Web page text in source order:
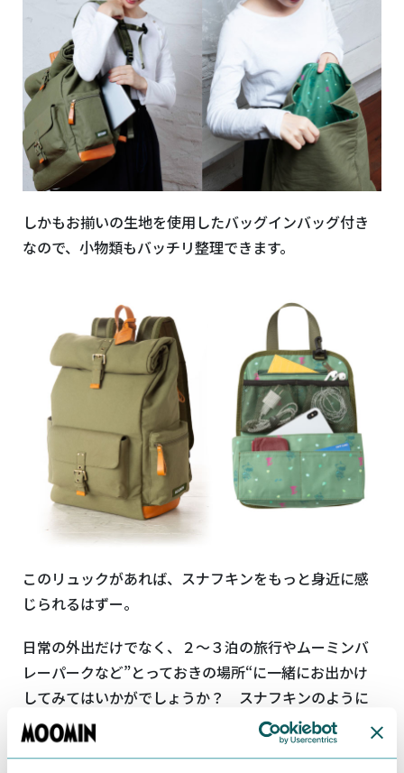
しかもお揃いの生地を使用したバッグインバッグ付き
なので、小物類もバッチリ整理できます。
このリュックがあれば、スナフキンをもっと身近に感
じられるはずー。
日常の外出だけでなく、２～３泊の旅行やムーミンバ
レーパークなど”とっておきの場所“に一緒にお出かけ
してみてはいかがでしょうか？ スナフキンのように
自由な楽しさや、ワクワクとした冒険のような胸の高
鳴りに満ち溢れること間違いありません。